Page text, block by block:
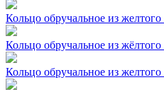
Кольцо обручальное из желтого
Кольцо обручальное из жёлтого
Кольцо обручальное из